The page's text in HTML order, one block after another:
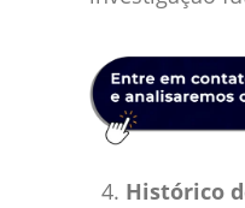
Histórico